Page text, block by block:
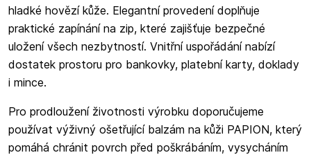
hladké hovězí kůže. Elegantní provedení doplňuje
praktické zapínání na zip, které zajišťuje bezpečné
uložení všech nezbytností. Vnitřní uspořádání nabízí
dostatek prostoru pro bankovky, platební karty, doklady
i mince.
Pro prodloužení životnosti výrobku doporučujeme
používat výživný ošetřující balzám na kůži PAPION, který
pomáhá chránit povrch před poškrábáním, vysycháním